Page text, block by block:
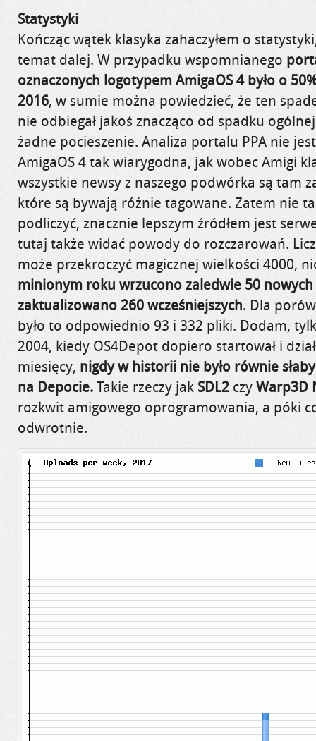
Statystyki
Kończąc wątek klasyka zahaczyłem o
temat dalej. W przypadku wspomnianego
oznaczonych logotypem AmigaOS 4 było o
2016, w sumie można powiedzieć, że ten
nie odbiegał jakoś znacząco od spadku
żadne pocieszenie. Analiza portalu PPA nie
AmigaOS 4 tak wiarygodna, jak wobec Amigi
wszystkie newsy z naszego podwórka są tam
które są bywają różnie tagowane. Zatem nie
podliczyć, znacznie lepszym źródłem jest
tutaj także widać powody do rozczarowań.
może przekroczyć magicznej wielkości 4000,
minionym roku wrzucono zaledwie 50
zaktualizowano 260 wcześniejszych. Dla
było to odpowiednio 93 i 332 pliki. Dodam,
2004, kiedy OS4Depot dopiero startował i
miesięcy, nigdy w historii nie było równie
na Depocie.Takie rzeczy jak SDL2 czyWarp3D
rozkwit amigowego oprogramowania, a póki
odwrotnie.